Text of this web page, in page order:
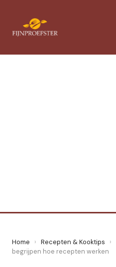
Home › Recepten & Kooktips ›
begrijpen hoe recepten werken